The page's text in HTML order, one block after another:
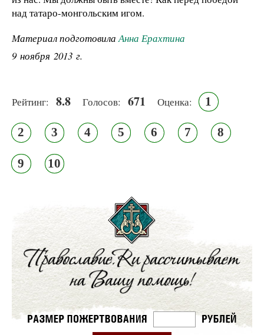
над татаро-монгольским игом.
Материал подготовилаАнна Ерахтина
9 ноября 2013 г.
Рейтинг: 8.8 Голосов: 671 Оценка: 1
2 3 4 5 6 7 8
9 10